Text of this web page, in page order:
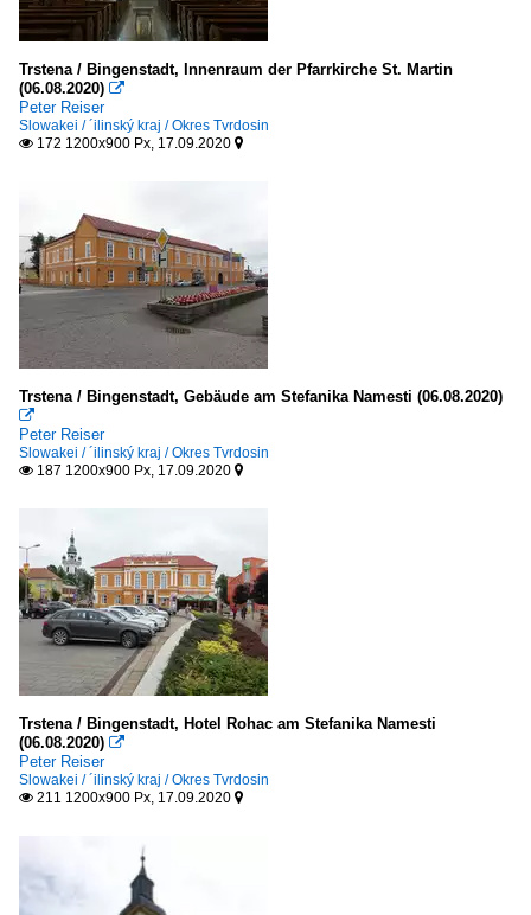
Trstena / Bingenstadt, Innenraum der Pfarrkirche St. Martin
(06.08.2020) 
Peter Reiser
Slowakei / ´ilinský kraj / Okres Tvrdosin
 172 1200x900 Px, 17.09.2020 
Trstena / Bingenstadt, Gebäude am Stefanika Namesti (06.08.2020)

Peter Reiser
Slowakei / ´ilinský kraj / Okres Tvrdosin
 187 1200x900 Px, 17.09.2020 
Trstena / Bingenstadt, Hotel Rohac am Stefanika Namesti
(06.08.2020) 
Peter Reiser
Slowakei / ´ilinský kraj / Okres Tvrdosin
 211 1200x900 Px, 17.09.2020 